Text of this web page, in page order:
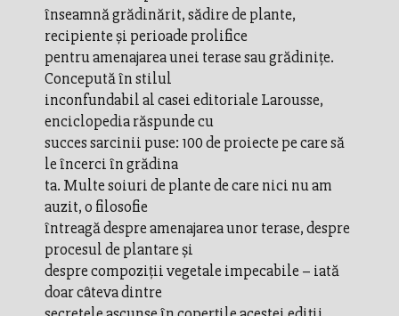
înseamnă grădinărit, sădire de plante,
recipiente și perioade prolifice
pentru amenajarea unei terase sau grădinițe.
Concepută în stilul
inconfundabil al casei editoriale Larousse,
enciclopedia răspunde cu
succes sarcinii puse: 100 de proiecte pe care să
le încerci în grădina
ta. Multe soiuri de plante de care nici nu am
auzit, o filosofie
întreagă despre amenajarea unor terase, despre
procesul de plantare și
despre compoziții vegetale impecabile – iată
doar câteva dintre